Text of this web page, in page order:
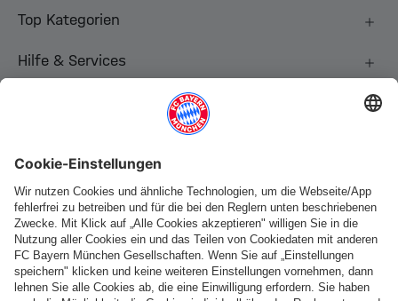
Top Kategorien
Hilfe & Services
Folge uns
Zahlung & Lieferung